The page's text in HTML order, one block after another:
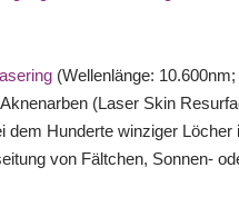
(Wellenlänge:
(Laser Skin
dem Hunderte winziger
von Fältchen, Sonnen-